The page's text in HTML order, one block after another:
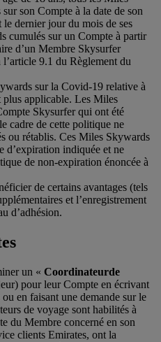
son Compte à la date de son
dernier jour du mois de ses
cumulés sur un Compte à partir
d’un Membre Skysurfer
9.1 du Règlement du
sur la Covid-19 relative à
plus applicable. Les Miles
Skysurfer qui ont été
cadre de cette politique ne
ou rétablis. Ces Miles Skywards
d’expiration indiquée et ne
de non-expiration énoncée à
de certains avantages (tels
et l’enregistrement
d’adhésion.
un « Coordinateurde
pour leur Compte en écrivant
en faisant une demande sur le
de voyage sont habilités à
du Membre concerné en son
clients Emirates, ont la